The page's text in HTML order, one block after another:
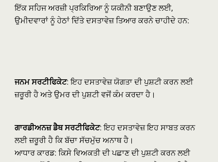
ਇੱਕ ਸਹਿਜ ਅਰਜ਼ੀ ਪ੍ਰਕਿਰਿਆ ਨੂੰ ਯਕੀਨੀ ਬਣਾਉਣ ਲਈ,
ਉਮੀਦਵਾਰਾਂ ਨੂੰ ਹੇਠਾਂ ਦਿੱਤੇ ਦਸਤਾਵੇਜ਼ ਤਿਆਰ ਕਰਨੇ ਚਾਹੀਦੇ ਹਨ:
ਜਨਮ ਸਰਟੀਫਿਕੇਟ: ਇਹ ਦਸਤਾਵੇਜ਼ ਯੋਗਤਾ ਦੀ ਪੁਸ਼ਟੀ ਕਰਨ ਲਈ
ਜ਼ਰੂਰੀ ਹੈ ਅਤੇ ਉਮਰ ਦੀ ਪੁਸ਼ਟੀ ਵਜੋਂ ਕੰਮ ਕਰਦਾ ਹੈ।
ਗਾਰਡੀਅਨਜ਼ ਡੈਥ ਸਰਟੀਫਿਕੇਟ: ਇਹ ਦਸਤਾਵੇਜ਼ ਇਹ ਸਾਬਤ ਕਰਨ
ਲਈ ਜ਼ਰੂਰੀ ਹੈ ਕਿ ਬੱਚਾ ਸੱਚਮੁੱਚ ਅਨਾਥ ਹੈ।
ਆਧਾਰ ਕਾਰਡ: ਕਿਸੇ ਵਿਅਕਤੀ ਦੀ ਪਛਾਣ ਦੀ ਪੁਸ਼ਟੀ ਕਰਨ ਲਈ